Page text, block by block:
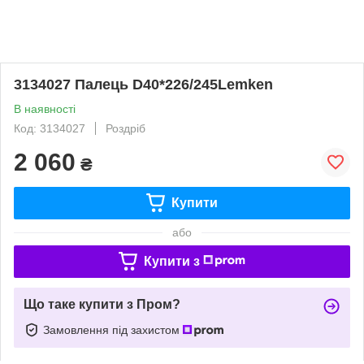
3134027 Палець D40*226/245Lemken
В наявності
Код: 3134027
Роздріб
2 060 ₴
Купити
або
Купити з
Що таке купити з Пром?
Замовлення під захистом